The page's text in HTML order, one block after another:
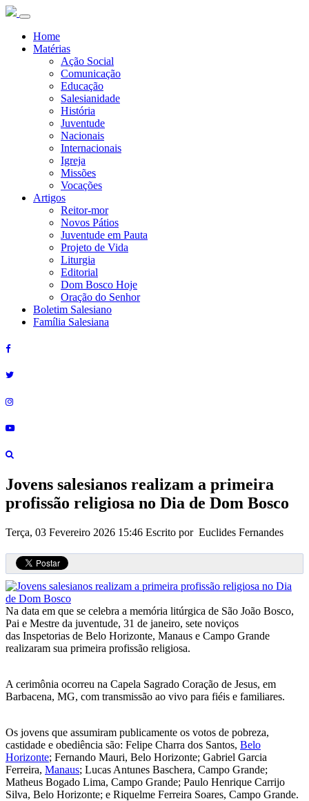
Home
Matérias
Ação Social
Comunicação
Educação
Salesianidade
História
Juventude
Nacionais
Internacionais
Igreja
Missões
Vocações
Artigos
Reitor-mor
Novos Pátios
Juventude em Pauta
Projeto de Vida
Liturgia
Editorial
Dom Bosco Hoje
Oração do Senhor
Boletim Salesiano
Família Salesiana
Jovens salesianos realizam a primeira
profissão religiosa no Dia de Dom Bosco
Terça, 03 Fevereiro 2026 15:46 Escrito por Euclides Fernandes
Na data em que se celebra a memória litúrgica de São João Bosco,
Pai e Mestre da juventude, 31 de janeiro, sete noviços
das Inspetorias de Belo Horizonte, Manaus e Campo Grande
realizaram sua primeira profissão religiosa.
A cerimônia ocorreu na Capela Sagrado Coração de Jesus, em
Barbacena, MG, com transmissão ao vivo para fiéis e familiares.
Os jovens que assumiram publicamente os votos de pobreza,
castidade e obediência são: Felipe Charra dos Santos, Belo
Horizonte; Fernando Mauri, Belo Horizonte; Gabriel Garcia
Ferreira, Manaus; Lucas Antunes Baschera, Campo Grande;
Matheus Bogado Lima, Campo Grande; Paulo Henrique Carrijo
Silva, Belo Horizonte; e Riquelme Ferreira Soares, Campo Grande.